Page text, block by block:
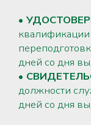
•
дней со дня
•
должности
дней со дня